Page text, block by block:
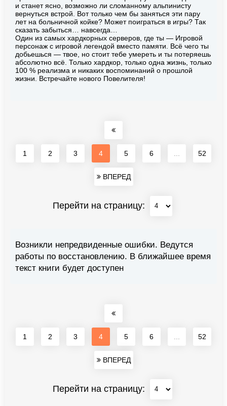
и станет ясно, возможно ли сломанному альпинисту
вернуться встрой. Вот только чем бы заняться эти пару
лет на больничной койке? Может поиграться в игры? Так
сказать забыться… навсегда…
Один из самых хардкорных серверов, где ты — Игровой
персонаж с игровой легендой вместо памяти. Всё чего ты
добьешься — твое, но стоит тебе умереть и ты потеряешь
абсолютно всё. Только хардкор, только одна жизнь, только
100 % реализма и никаких воспоминаний о прошлой
жизни. Встречайте нового Повелителя!
1 2 3 4 5 6 52
ВПЕРЕД
Перейти на страницу:
Возникли непредвиденные ошибки. Ведутся
работы по восстановлению. В ближайшее время
текст книги будет доступен
1 2 3 4 5 6 52
ВПЕРЕД
Перейти на страницу: